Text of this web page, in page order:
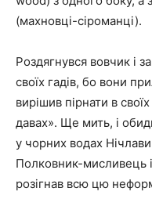
(махновці-сіроманці).
Роздягнувся вовчик і
своїх гадів, бо вони
вирішив пірнати в
давах». Ще мить, і
у чорних водах
Полковник-мисливець
розігнав всю цю